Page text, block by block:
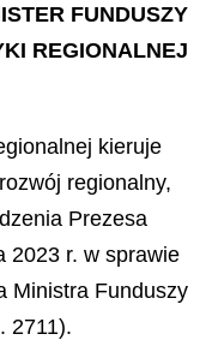
FUNDUSZY
REGIONALNEJ
kieruje
regionalny,
Prezesa
2023 r. w sprawie
Ministra Funduszy
2711).